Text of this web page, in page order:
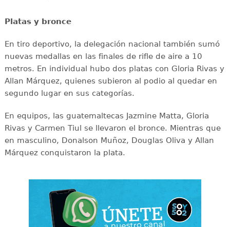
Platas y bronce
En tiro deportivo, la delegación nacional también sumó
nuevas medallas en las finales de rifle de aire a 10
metros. En individual hubo dos platas con Gloria Rivas y
Allan Márquez, quienes subieron al podio al quedar en
segundo lugar en sus categorías.
En equipos, las guatemaltecas Jazmine Matta, Gloria
Rivas y Carmen Tiul se llevaron el bronce. Mientras que
en masculino, Donalson Muñoz, Douglas Oliva y Allan
Márquez conquistaron la plata.